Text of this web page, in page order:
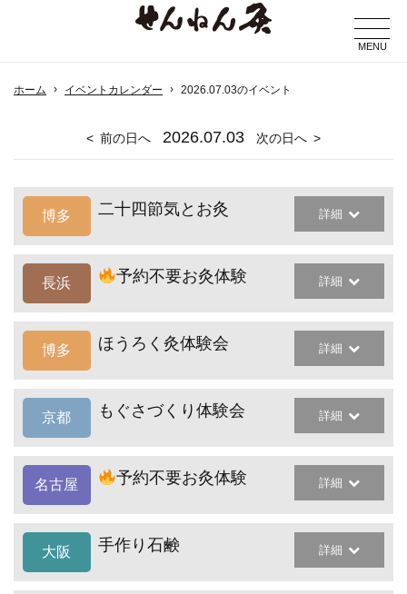
MENU
ホーム イベントカレンダー 2026.07.03のイベント
前の日へ 2026.07.03 次の日へ
博多 二十四節気とお灸 詳細
長浜 予約不要お灸体験 詳細
博多 ほうろく灸体験会 詳細
京都 もぐさづくり体験会 詳細
名古屋 予約不要お灸体験 詳細
大阪 手作り石鹸 詳細